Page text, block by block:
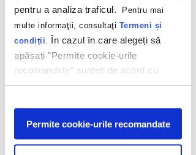
pentru a analiza traficul.
Pentru mai
multe informaţii, consultaţi Termeni și
condiții În cazul în care alegeți să
apăsați "Permite cookie-urile
recomandate" sunteți de acord cu
utilizarea modulelor noastre cookie.
Afişare
Permite cookie-urile recomandate
LocalHub - cauți.
găsești
Telekom
2017